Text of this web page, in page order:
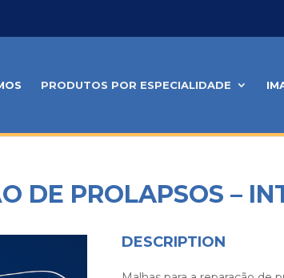
PRODUTOS POR ESPECIALIDADE
DE PROLAPSOS –
DESCRIPTION